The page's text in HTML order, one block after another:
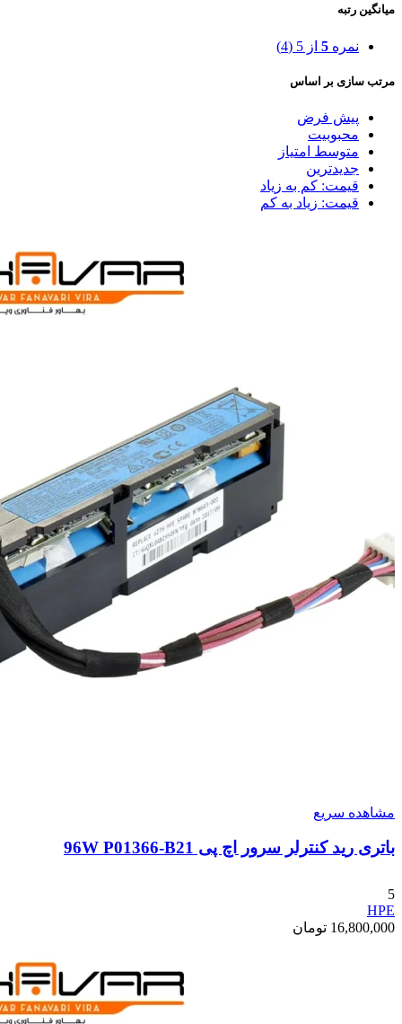
میانگین رتبه
نمره 5 از 5 (4)
مرتب سازی بر اساس
پیش فرض
محبوبیت
متوسط امتیاز
جدیدترین
قیمت: کم به زیاد
قیمت: زیاد به کم
مشاهده سریع
باتری رید کنترلر سرور اچ پی 96W P01366-B21
5
HPE
16,800,000 تومان